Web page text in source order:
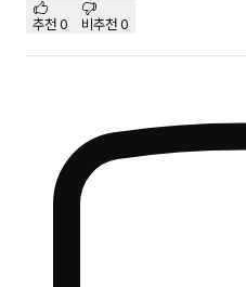
추천 0 비추천 0